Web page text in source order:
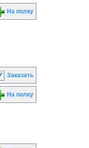
На полку
Заказать
На полку